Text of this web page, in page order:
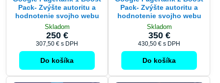
Pack- Zvýšte autoritu a
hodnotenie svojho webu
Skladom
250 €
307,50 € s DPH
Do košíka
Pack- Zvýšte autoritu a
hodnotenie svojho webu
Skladom
350 €
430,50 € s DPH
Do košíka